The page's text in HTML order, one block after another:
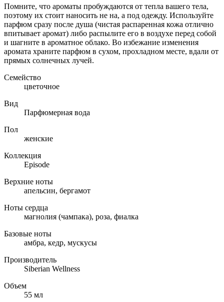
Помните, что ароматы пробуждаются от тепла вашего тела,
поэтому их стоит наносить не на, а под одежду. Используйте
парфюм сразу после душа (чистая распаренная кожа отлично
впитывает аромат) либо распылите его в воздухе перед собой
и шагните в ароматное облако. Во избежание изменения
аромата храните парфюм в сухом, прохладном месте, вдали от
прямых солнечных лучей.
Семейство
цветочное
Вид
Парфюмерная вода
Пол
женские
Коллекция
Episode
Верхние ноты
апельсин, бергамот
Ноты сердца
магнолия (чампака), роза, фиалка
Базовые ноты
амбра, кедр, мускусы
Производитель
Siberian Wellness
Объем
55 мл